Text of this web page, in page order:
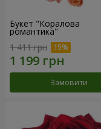
Букет "Коралова
романтика"
1 411 грн
Замовити